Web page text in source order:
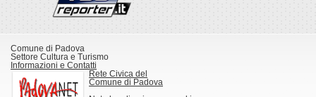
Comune di Padova
Settore Cultura e Turismo
Informazioni e Contatti
Rete Civica del
Comune di Padova